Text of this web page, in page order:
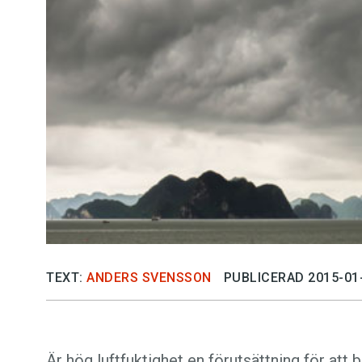
Kviss
Podden
Anmäl till
Föreslå
Annonsera
Läs
TEXT: ANDERS SVENSSON PUBLICERAD 2015-